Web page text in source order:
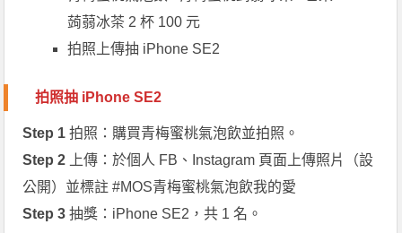
蒟蒻冰茶 2 杯 100 元
拍照上傳抽 iPhone SE2
拍照抽 iPhone SE2
Step 1拍照：購買青梅蜜桃氣泡飲並拍照。
Step 2
上傳：於個人 FB、Instagram 頁面上傳照片（設
公開）並標註 #MOS青梅蜜桃氣泡飲我的愛
Step 3 抽獎：iPhone SE2，共 1 名。